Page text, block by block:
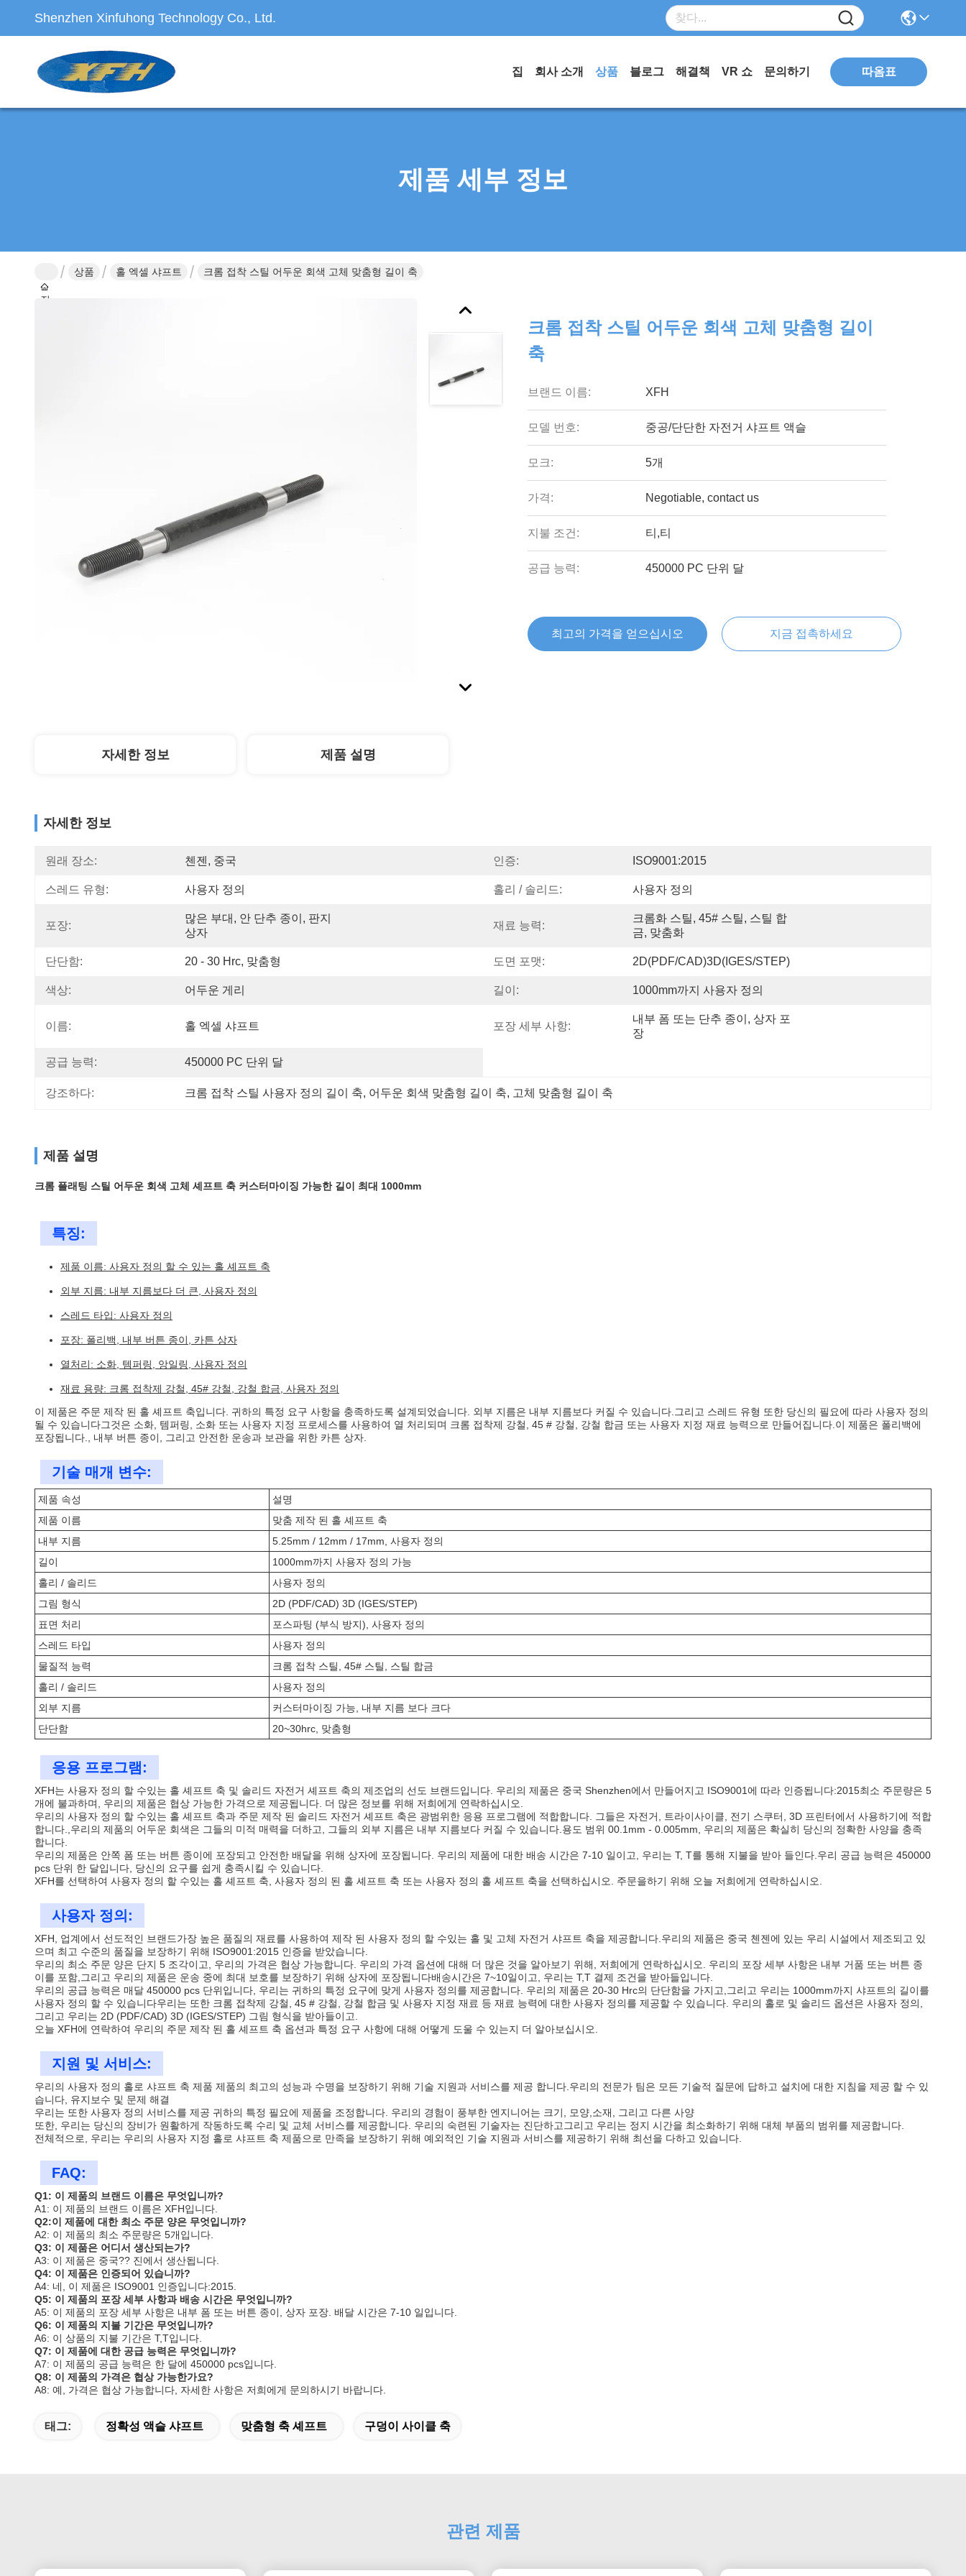
Shenzhen Xinfuhong Technology Co., Ltd.
집 회사 소개 상품 블로그 해결책 VR 쇼 문의하기 따옴표
제품 세부 정보
집
상품 홀 엑셀 샤프트 크롬 접착 스틸 어두운 회색 고체 맞춤형 길이 축
크롬 접착 스틸 어두운 회색 고체 맞춤형 길이
축
브랜드 이름: XFH
모델 번호: 중공/단단한 자전거 샤프트 액슬
모크: 5개
가격: Negotiable, contact us
지불 조건: 티,티
공급 능력: 450000 PC 단위 달
최고의 가격을 얻으십시오 지금 접촉하세요
자세한 정보 제품 설명
자세한 정보
원래 장소: 첸젠, 중국 인증: ISO9001:2015
스레드 유형: 사용자 정의 홀리 / 솔리드: 사용자 정의
포장:
많은 부대, 안 단추 종이, 판지
상자
재료 능력:
크롬화 스틸, 45# 스틸, 스틸 합
금, 맞춤화
단단함: 20 - 30 Hrc, 맞춤형 도면 포맷: 2D(PDF/CAD)3D(IGES/STEP)
색상: 어두운 게리 길이: 1000mm까지 사용자 정의
이름: 홀 엑셀 샤프트 포장 세부 사항:
내부 폼 또는 단추 종이, 상자 포
장
공급 능력: 450000 PC 단위 달
강조하다: 크롬 접착 스틸 사용자 정의 길이 축, 어두운 회색 맞춤형 길이 축, 고체 맞춤형 길이 축
제품 설명
크롬 플래팅 스틸 어두운 회색 고체 셰프트 축 커스터마이징 가능한 길이 최대 1000mm
특징:
제품 이름: 사용자 정의 할 수 있는 홀 셰프트 축
외부 지름: 내부 지름보다 더 큰, 사용자 정의
스레드 타입: 사용자 정의
포장: 폴리백, 내부 버튼 종이, 카튼 상자
열처리: 소화, 템퍼링, 앙일링, 사용자 정의
재료 용량: 크롬 접착제 강철, 45# 강철, 강철 합금, 사용자 정의
이 제품은 주문 제작 된 홀 셰프트 축입니다. 귀하의 특정 요구 사항을 충족하도록 설계되었습니다. 외부 지름은 내부 지름보다 커질 수 있습니다.그리고 스레드 유형 또한 당신의 필요에 따라 사용자 정의
될 수 있습니다그것은 소화, 템퍼링, 소화 또는 사용자 지정 프로세스를 사용하여 열 처리되며 크롬 접착제 강철, 45 # 강철, 강철 합금 또는 사용자 지정 재료 능력으로 만들어집니다.이 제품은 폴리백에
포장됩니다., 내부 버튼 종이, 그리고 안전한 운송과 보관을 위한 카튼 상자.
기술 매개 변수:
제품 속성
설명
제품 이름
맞춤 제작 된 홀 셰프트 축
내부 지름
5.25mm / 12mm / 17mm, 사용자 정의
길이
1000mm까지 사용자 정의 가능
홀리 / 솔리드
사용자 정의
그림 형식
2D (PDF/CAD) 3D (IGES/STEP)
표면 처리
포스파팅 (부식 방지), 사용자 정의
스레드 타입
사용자 정의
물질적 능력
크롬 접착 스틸, 45# 스틸, 스틸 합금
홀리 / 솔리드
사용자 정의
외부 지름
커스터마이징 가능, 내부 지름 보다 크다
단단함
20~30hrc, 맞춤형
응용 프로그램:
XFH는 사용자 정의 할 수있는 홀 셰프트 축 및 솔리드 자전거 셰프트 축의 제조업의 선도 브랜드입니다. 우리의 제품은 중국 Shenzhen에서 만들어지고 ISO9001에 따라 인증됩니다:2015최소 주문량은 5
개에 불과하며, 우리의 제품은 협상 가능한 가격으로 제공됩니다. 더 많은 정보를 위해 저희에게 연락하십시오.
우리의 사용자 정의 할 수있는 홀 셰프트 축과 주문 제작 된 솔리드 자전거 셰프트 축은 광범위한 응용 프로그램에 적합합니다. 그들은 자전거, 트라이사이클, 전기 스쿠터, 3D 프린터에서 사용하기에 적합
합니다.,우리의 제품의 어두운 회색은 그들의 미적 매력을 더하고, 그들의 외부 지름은 내부 지름보다 커질 수 있습니다.용도 범위 00.1mm - 0.005mm, 우리의 제품은 확실히 당신의 정확한 사양을 충족
합니다.
우리의 제품은 안쪽 폼 또는 버튼 종이에 포장되고 안전한 배달을 위해 상자에 포장됩니다. 우리의 제품에 대한 배송 시간은 7-10 일이고, 우리는 T, T를 통해 지불을 받아 들인다.우리 공급 능력은 450000
pcs 단위 한 달입니다, 당신의 요구를 쉽게 충족시킬 수 있습니다.
XFH를 선택하여 사용자 정의 할 수있는 홀 셰프트 축, 사용자 정의 된 홀 셰프트 축 또는 사용자 정의 홀 셰프트 축을 선택하십시오. 주문을하기 위해 오늘 저희에게 연락하십시오.
사용자 정의:
XFH, 업계에서 선도적인 브랜드가장 높은 품질의 재료를 사용하여 제작 된 사용자 정의 할 수있는 홀 및 고체 자전거 샤프트 축을 제공합니다.우리의 제품은 중국 첸젠에 있는 우리 시설에서 제조되고 있
으며 최고 수준의 품질을 보장하기 위해 ISO9001:2015 인증을 받았습니다.
우리의 최소 주문 양은 단지 5 조각이고, 우리의 가격은 협상 가능합니다. 우리의 가격 옵션에 대해 더 많은 것을 알아보기 위해, 저희에게 연락하십시오. 우리의 포장 세부 사항은 내부 거품 또는 버튼 종
이를 포함,그리고 우리의 제품은 운송 중에 최대 보호를 보장하기 위해 상자에 포장됩니다배송시간은 7~10일이고, 우리는 T,T 결제 조건을 받아들입니다.
우리의 공급 능력은 매달 450000 pcs 단위입니다, 우리는 귀하의 특정 요구에 맞게 사용자 정의를 제공합니다. 우리의 제품은 20-30 Hrc의 단단함을 가지고,그리고 우리는 1000mm까지 샤프트의 길이를
사용자 정의 할 수 있습니다우리는 또한 크롬 접착제 강철, 45 # 강철, 강철 합금 및 사용자 지정 재료 등 재료 능력에 대한 사용자 정의를 제공할 수 있습니다. 우리의 홀로 및 솔리드 옵션은 사용자 정의,
그리고 우리는 2D (PDF/CAD) 3D (IGES/STEP) 그림 형식을 받아들이고.
오늘 XFH에 연락하여 우리의 주문 제작 된 홀 셰프트 축 옵션과 특정 요구 사항에 대해 어떻게 도울 수 있는지 더 알아보십시오.
지원 및 서비스:
우리의 사용자 정의 홀로 샤프트 축 제품 제품의 최고의 성능과 수명을 보장하기 위해 기술 지원과 서비스를 제공 합니다.우리의 전문가 팀은 모든 기술적 질문에 답하고 설치에 대한 지침을 제공 할 수 있
습니다, 유지보수 및 문제 해결
우리는 또한 사용자 정의 서비스를 제공 귀하의 특정 필요에 제품을 조정합니다. 우리의 경험이 풍부한 엔지니어는 크기, 모양,소재, 그리고 다른 사양
또한, 우리는 당신의 장비가 원활하게 작동하도록 수리 및 교체 서비스를 제공합니다. 우리의 숙련된 기술자는 진단하고그리고 우리는 정지 시간을 최소화하기 위해 대체 부품의 범위를 제공합니다.
전체적으로, 우리는 우리의 사용자 지정 홀로 샤프트 축 제품으로 만족을 보장하기 위해 예외적인 기술 지원과 서비스를 제공하기 위해 최선을 다하고 있습니다.
FAQ:
Q1: 이 제품의 브랜드 이름은 무엇입니까?
A1: 이 제품의 브랜드 이름은 XFH입니다.
Q2:이 제품에 대한 최소 주문 양은 무엇입니까?
A2: 이 제품의 최소 주문량은 5개입니다.
Q3: 이 제품은 어디서 생산되는가?
A3: 이 제품은 중국?? 진에서 생산됩니다.
Q4: 이 제품은 인증되어 있습니까?
A4: 네, 이 제품은 ISO9001 인증입니다:2015.
Q5: 이 제품의 포장 세부 사항과 배송 시간은 무엇입니까?
A5: 이 제품의 포장 세부 사항은 내부 폼 또는 버튼 종이, 상자 포장. 배달 시간은 7-10 일입니다.
Q6: 이 제품의 지불 기간은 무엇입니까?
A6: 이 상품의 지불 기간은 T,T입니다.
Q7: 이 제품에 대한 공급 능력은 무엇입니까?
A7: 이 제품의 공급 능력은 한 달에 450000 pcs입니다.
Q8: 이 제품의 가격은 협상 가능한가요?
A8: 예, 가격은 협상 가능합니다, 자세한 사항은 저희에게 문의하시기 바랍니다.
태그: 정확성 액슬 샤프트 맞춤형 축 셰프트 구덩이 사이클 축
관련 제품